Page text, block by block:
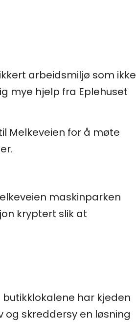
arbeidsmiljø som ikke
mye hjelp fra Eplehuset
Melkeveien for å møte
maskinparken
kryptert slik at
har kjeden
skreddersy en løsning